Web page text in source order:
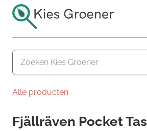
naar
inhoudKies
Groener
Alle producten
Fjällräven Pocket Tas